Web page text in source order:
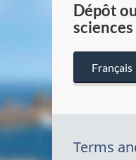
Dépôt
Français
Terms